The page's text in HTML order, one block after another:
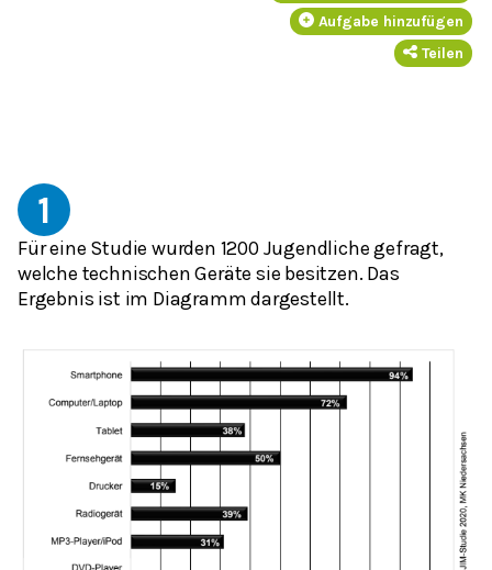
Aufgabe hinzufügen
Teilen
1
Für eine Studie wurden 1200 Jugendliche gefragt,
welche technischen Geräte sie besitzen. Das
Ergebnis ist im Diagramm dargestellt.